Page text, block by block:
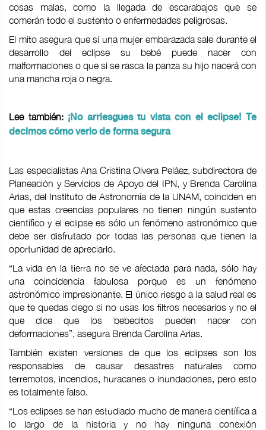
cosas malas, como la llegada de escarabajos que se
comerán todo el sustento o enfermedades peligrosas.
El mito asegura que si una mujer embarazada sale durante el
desarrollo del eclipse su bebé puede nacer con
malformaciones o que si se rasca la panza su hijo nacerá con
una mancha roja o negra.
Lee también: ¡No arriesgues tu vista con el eclipse! Te
decimos cómo verlo de forma segura
Las especialistas Ana Cristina Olvera Peláez, subdirectora de
Planeación y Servicios de Apoyo del IPN, y Brenda Carolina
Arias, del Instituto de Astronomía de la UNAM, coinciden en
que estas creencias populares no tienen ningún sustento
científico y el eclipse es sólo un fenómeno astronómico que
debe ser disfrutado por todas las personas que tienen la
oportunidad de apreciarlo.
“La vida en la tierra no se ve afectada para nada, sólo hay
una coincidencia fabulosa porque es un fenómeno
astronómico impresionante. El único riesgo a la salud real es
que te quedas ciego si no usas los filtros necesarios y no el
que dice que los bebecitos pueden nacer con
deformaciones”, asegura Brenda Carolina Arias.
También existen versiones de que los eclipses son los
responsables de causar desastres naturales como
terremotos, incendios, huracanes o inundaciones, pero esto
es totalmente falso.
“Los eclipses se han estudiado mucho de manera científica a
lo largo de la historia y no hay ninguna conexión